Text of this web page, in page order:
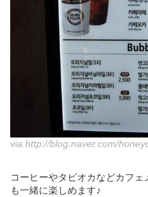
via http://blog.naver.com/
コーヒーやタピオカなどカフ
も一緒に楽しめます♪